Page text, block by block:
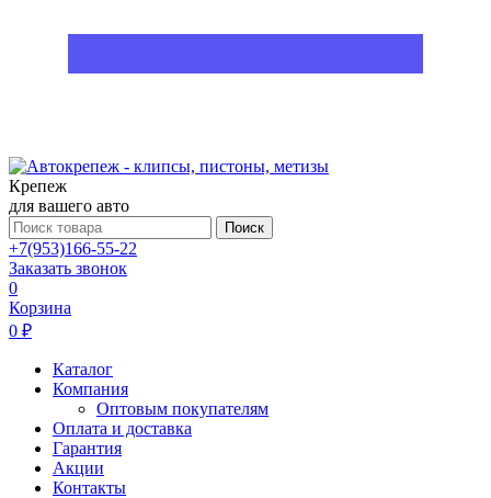
Крепеж
для вашего авто
Поиск
+7(953)166-55-22
Заказать звонок
0
Корзина
0 ₽
Каталог
Компания
Оптовым покупателям
Оплата и доставка
Гарантия
Акции
Контакты